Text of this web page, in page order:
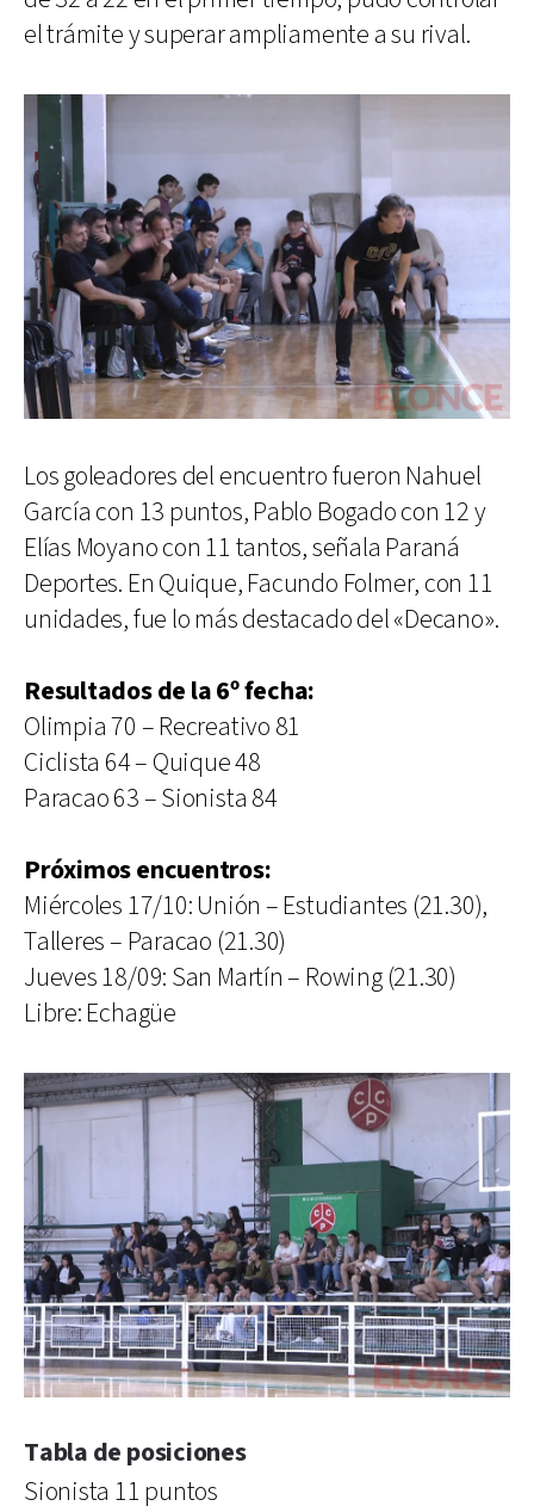
el trámite y superar ampliamente a su rival.
Los goleadores del encuentro fueron Nahuel
García con 13 puntos, Pablo Bogado con 12 y
Elías Moyano con 11 tantos, señala Paraná
Deportes. En Quique, Facundo Folmer, con 11
unidades, fue lo más destacado del «Decano».
Resultados de la 6º fecha:
Olimpia 70 – Recreativo 81
Ciclista 64 – Quique 48
Paracao 63 – Sionista 84
Próximos encuentros:
Miércoles 17/10: Unión – Estudiantes (21.30),
Talleres – Paracao (21.30)
Jueves 18/09: San Martín – Rowing (21.30)
Libre: Echagüe
Tabla de posiciones
Sionista 11 puntos